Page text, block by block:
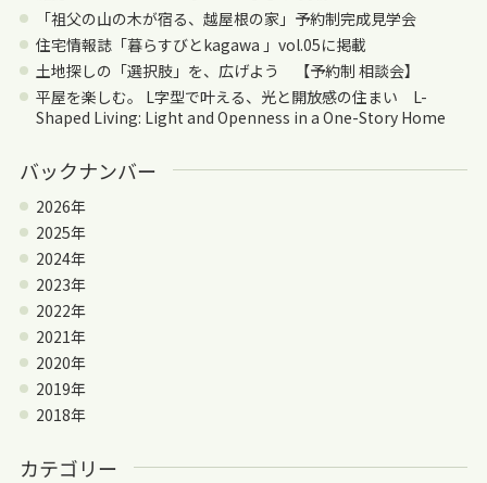
「祖父の山の木が宿る、越屋根の家」予約制完成見学会
住宅情報誌「暮らすびとkagawa 」vol.05に掲載
土地探しの「選択肢」を、広げよう 【予約制 相談会】
平屋を楽しむ。 L字型で叶える、光と開放感の住まい L-
Shaped Living: Light and Openness in a One-Story Home
バックナンバー
2026年
2025年
2024年
2023年
2022年
2021年
2020年
2019年
2018年
カテゴリー